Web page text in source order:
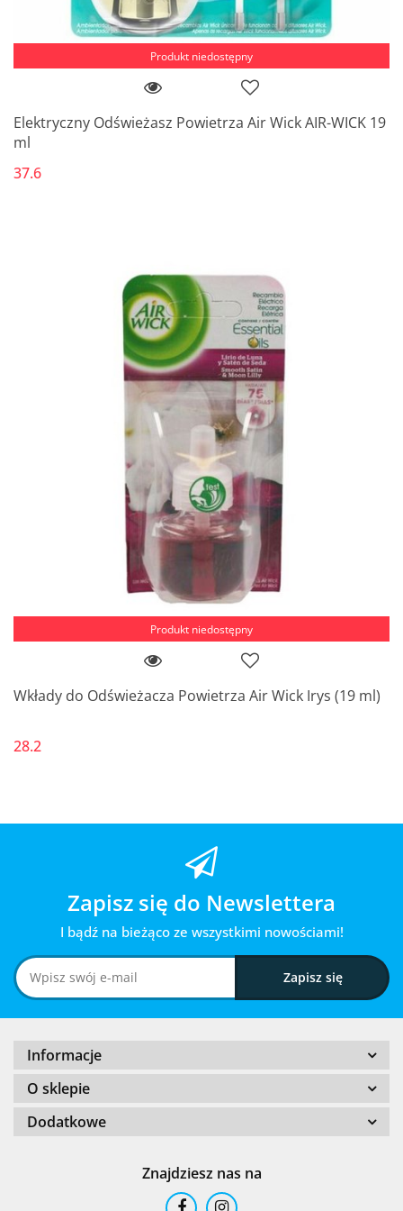
Produkt niedostępny
Elektryczny Odświeżasz Powietrza Air Wick AIR-WICK 19
ml
37.6
Produkt niedostępny
Wkłady do Odświeżacza Powietrza Air Wick Irys (19 ml)
28.2
Zapisz się do Newslettera
I bądź na bieżąco ze wszystkimi nowościami!
Informacje
O sklepie
Dodatkowe
Znajdziesz nas na